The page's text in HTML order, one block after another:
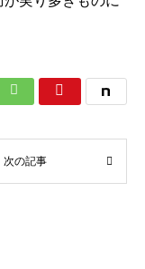
 
次の記事